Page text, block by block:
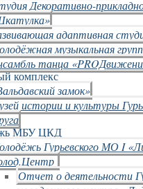
Декоративно-
адаптивная
музыкальная
танца
комплекс
замок»
истории и культуры
МБУ ЦКД
Гурьевского МО I
Отчет о деятельности